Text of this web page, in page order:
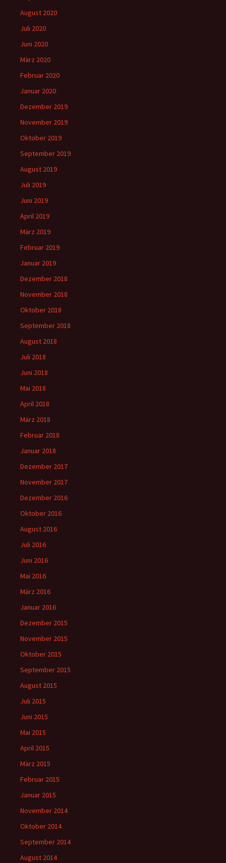
August 2020
Juli 2020
Juni 2020
März 2020
Februar 2020
Januar 2020
Dezember 2019
November 2019
Oktober 2019
September 2019
August 2019
Juli 2019
Juni 2019
April 2019
März 2019
Februar 2019
Januar 2019
Dezember 2018
November 2018
Oktober 2018
September 2018
August 2018
Juli 2018
Juni 2018
Mai 2018
April 2018
März 2018
Februar 2018
Januar 2018
Dezember 2017
November 2017
Dezember 2016
Oktober 2016
August 2016
Juli 2016
Juni 2016
Mai 2016
März 2016
Januar 2016
Dezember 2015
November 2015
Oktober 2015
September 2015
August 2015
Juli 2015
Juni 2015
Mai 2015
April 2015
März 2015
Februar 2015
Januar 2015
November 2014
Oktober 2014
September 2014
August 2014